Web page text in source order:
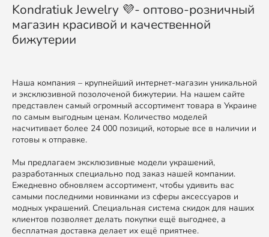
Kondratiuk Jewelry 💜- оптово-розничный
магазин красивой и качественной
бижутерии
Наша компания – крупнейший интернет-магазин уникальной
и эксклюзивной позолоченой бижутерии. На нашем сайте
представлен самый огромный ассортимент товара в Украине
по самым выгодным ценам. Количество моделей
насчитивает более 24 000 позиций, которые все в наличии и
готовы к отправке.
Мы предлагаем эксклюзивные модели украшений,
разработанных специально под заказ нашей компании.
Ежедневно обновляем ассортимент, чтобы удивить вас
самыми последними новинками из сферы аксессуаров и
модных украшений. Специальная система скидок для наших
клиентов позволяет делать покупки ещё выгоднее, а
бесплатная доставка делает их ещё приятнее.